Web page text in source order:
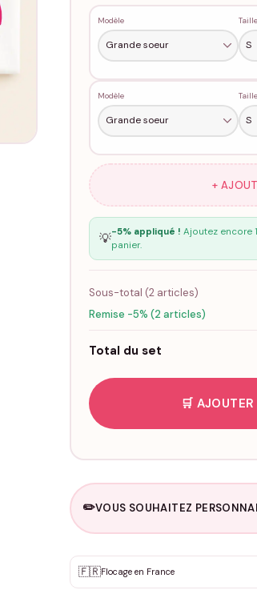
Modèle
Modèle
+
💡-5% appliqué ! Ajoutez encore
panier.
Sous-total (2articles)
Remise -5% (2 articles)
Total du set
🛒
✏️VOUS SOUHAITEZ
✨ Personnalisation sur mesure
DEVIS GRATUIT ·
🇫🇷Flocage en France